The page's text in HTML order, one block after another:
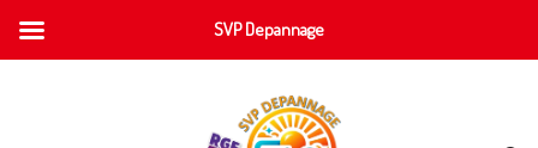
SVP Depannage